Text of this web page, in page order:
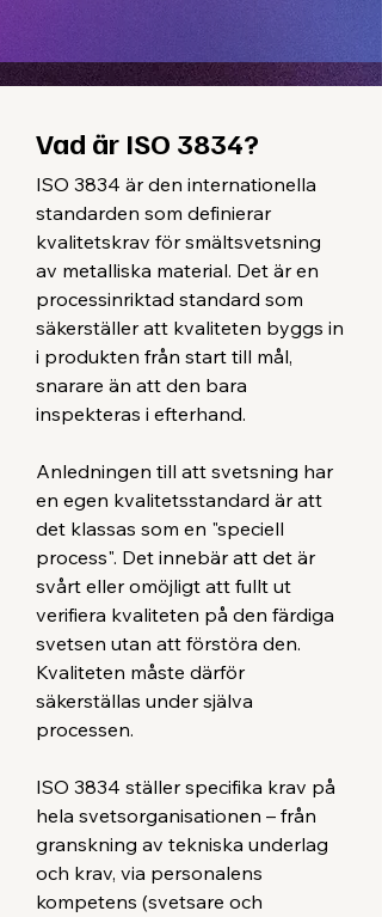
Vad är ISO 3834?
ISO 3834 är den internationella
standarden som definierar
kvalitetskrav för smältsvetsning
av metalliska material. Det är en
processinriktad standard som
säkerställer att kvaliteten byggs in
i produkten från start till mål,
snarare än att den bara
inspekteras i efterhand.
Anledningen till att svetsning har
en egen kvalitetsstandard är att
det klassas som en "speciell
process". Det innebär att det är
svårt eller omöjligt att fullt ut
verifiera kvaliteten på den färdiga
svetsen utan att förstöra den.
Kvaliteten måste därför
säkerställas under själva
processen.
ISO 3834 ställer specifika krav på
hela svetsorganisationen – från
granskning av tekniska underlag
och krav, via personalens
kompetens (svetsare och